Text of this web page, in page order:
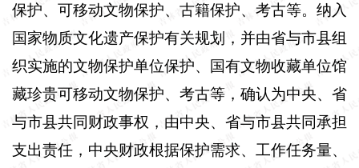
保护、可移动文物保护、古籍保护、考古等。纳入
国家物质文化遗产保护有关规划，并由省与市县组
织实施的文物保护单位保护、国有文物收藏单位馆
藏珍贵可移动文物保护、考古等，确认为中央、省
与市县共同财政事权，由中央、省与市县共同承担
支出责任，中央财政根据保护需求、工作任务量、